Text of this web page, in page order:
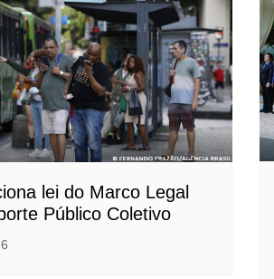
lei do Marco Legal
Público Coletivo